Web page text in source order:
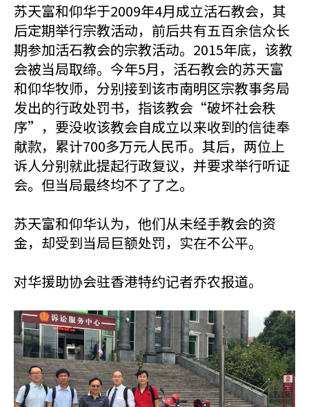
苏天富和仰华于2009年4月成立活石教会，其
后定期举行宗教活动，前后共有五百余信众长
期参加活石教会的宗教活动。2015年底，该教
会被当局取缔。今年5月，活石教会的苏天富
和仰华牧师，分别接到该市南明区宗教事务局
发出的行政处罚书，指该教会“破坏社会秩
序”，要没收该教会自成立以来收到的信徒奉
献款，累计700多万元人民币。其后，两位上
诉人分别就此提起行政复议，并要求举行听证
会。但当局最终均不了了之。
苏天富和仰华认为，他们从未经手教会的资
金，却受到当局巨额处罚，实在不公平。
对华援助协会驻香港特约记者乔农报道。